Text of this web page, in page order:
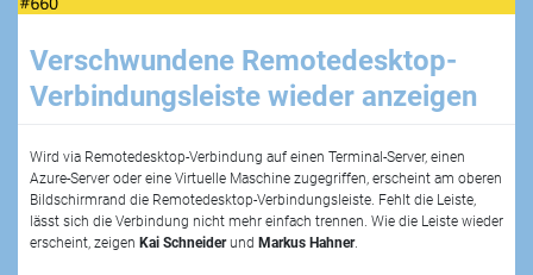
Verschwundene Remotedesktop-
Verbindungsleiste wieder anzeigen
Wird via Remotedesktop-Verbindung auf einen Terminal-Server, einen
Azure-Server oder eine Virtuelle Maschine zugegriffen, erscheint am oberen
Bildschirmrand die Remotedesktop-Verbindungsleiste. Fehlt die Leiste,
lässt sich die Verbindung nicht mehr einfach trennen. Wie die Leiste wieder
erscheint, zeigen Kai Schneiderund Markus Hahner.